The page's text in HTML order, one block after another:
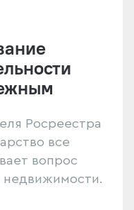
Росреестра
все
вопрос
недвижимости.